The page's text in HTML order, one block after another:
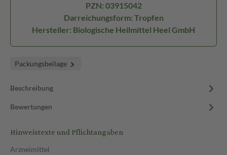
PZN: 03915042
Darreichungsform: Tropfen
Hersteller: Biologische Heilmittel Heel GmbH
Packungsbeilage
Beschreibung
Bewertungen
Hinweistexte und Pflichtangaben
Arzneimittel